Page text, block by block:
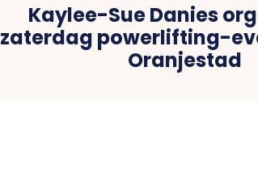
Kaylee-Sue Danies
zaterdag powerlifting-
Oranjestad